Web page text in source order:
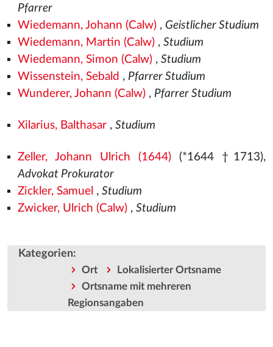
Pfarrer
Wiedemann, Johann (Calw), Geistlicher Studium
Wiedemann, Martin (Calw), Studium
Wiedemann, Simon (Calw), Studium
Wissenstein, Sebald , Pfarrer Studium
Wunderer, Johann (Calw), Pfarrer Studium
Xilarius, Balthasar, Studium
Zeller, Johann Ulrich (1644)(*1644 †1713),
Advokat Prokurator
Zickler, Samuel , Studium
Zwicker, Ulrich (Calw), Studium
Kategorien:
Ort
Lokalisierter Ortsname
Ortsname mit mehreren
Regionsangaben